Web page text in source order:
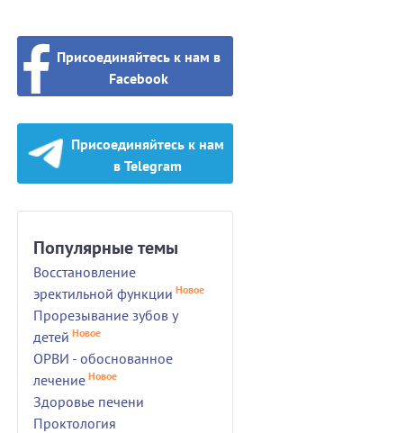
Присоединяйтесь к нам в
Facebook
Присоединяйтесь к нам
в Telegram
Популярные темы
Восстановление
эректильной функции Новое
Прорезывание зубов у
детей Новое
ОРВИ - обоснованное
лечение Новое
Здоровье печени
Проктология